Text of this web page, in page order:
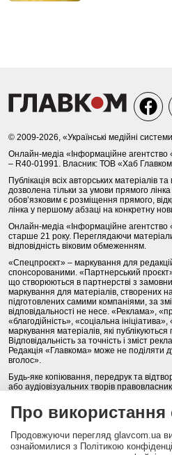
© 2009-2026, «Українські медійні
Онлайн-медіа «Інформаційне агентство
– R40-01991. Власник: ТОВ «Хаб
Публікація всіх авторських матеріалів
дозволена тільки за умови прямого
обов’язковим є розміщення прямого,
лінка у першому абзаці на конкретну
Онлайн-медіа «Інформаційне агентство
старше 21 року. Переглядаючи
відповідність віковим обмеженням.
«Спецпроєкт» – маркування для
спонсорованими. «Партнерський
що створюються в партнерстві з
маркування для матеріалів, створених
підготовлених самими компаніями, за
відповідальності не несе. «Реклама»,
«благодійність», «соціальна
маркування матеріалів, які
Відповідальність за точність і зміст
Редакція «Главкома» може не поділяти
вголос».
Будь-яке копіювання, передрук та
або аудіовізуальних творів
Політика конфіденційності (Privacy
КОНТАКТИ НАША КОМАНДА АРХІВ
Про використання
Продовжуючи перегляд glavcom.ua
ознайомилися з Політикою